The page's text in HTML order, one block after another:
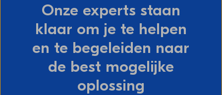
Onze experts staan
klaar om je te helpen
en te begeleiden naar
de best mogelijke
oplossing